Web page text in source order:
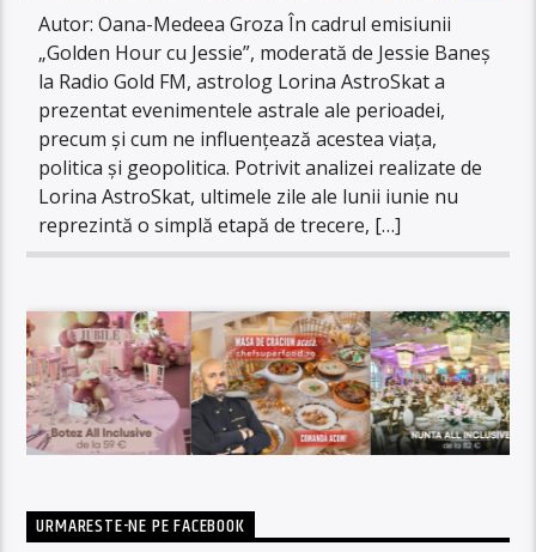
Autor: Oana-Medeea Groza În cadrul emisiunii
„Golden Hour cu Jessie”, moderată de Jessie Baneș
la Radio Gold FM, astrolog Lorina AstroSkat a
prezentat evenimentele astrale ale perioadei,
precum și cum ne influențează acestea viața,
politica și geopolitica. Potrivit analizei realizate de
Lorina AstroSkat, ultimele zile ale lunii iunie nu
reprezintă o simplă etapă de trecere, […]
URMARESTE-NE PE FACEBOOK